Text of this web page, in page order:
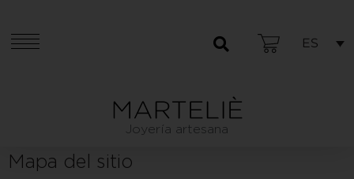
ES
Joyería artesana
Mapa del sitio